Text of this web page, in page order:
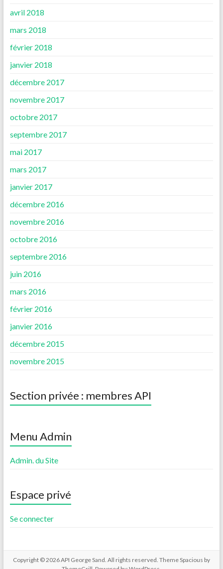
avril 2018
mars 2018
février 2018
janvier 2018
décembre 2017
novembre 2017
octobre 2017
septembre 2017
mai 2017
mars 2017
janvier 2017
décembre 2016
novembre 2016
octobre 2016
septembre 2016
juin 2016
mars 2016
février 2016
janvier 2016
décembre 2015
novembre 2015
Section privée : membres API
Menu Admin
Admin. du Site
Espace privé
Se connecter
Copyright © 2026API George Sand . All rights reserved. ThemeSpacious by